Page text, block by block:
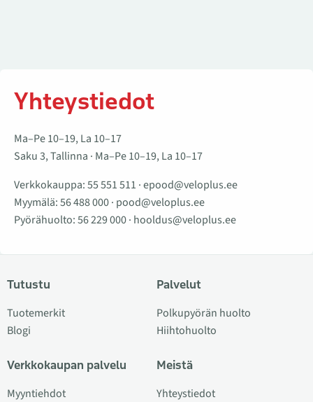
Yhteystiedot
Ma–Pe 10–19, La 10–17
Saku 3, Tallinna · Ma–Pe 10–19, La 10–17
Verkkokauppa:55 551 511 ·epood@veloplus.ee
Myymälä:56 488 000· pood@veloplus.ee
Pyörähuolto:56 229 000· hooldus@veloplus.ee
Tutustu
Tuotemerkit
Blogi
Verkkokaupan palvelu
Myyntiehdot
Palvelut
Polkupyörän huolto
Hiihtohuolto
Meistä
Yhteystiedot